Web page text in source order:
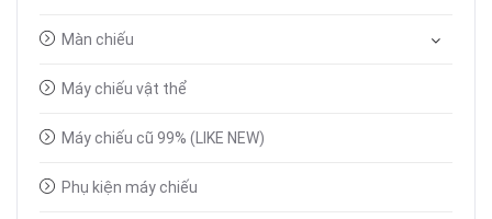
Màn chiếu
Máy chiếu vật thể
Máy chiếu cũ 99% (LIKE NEW)
Phụ kiện máy chiếu